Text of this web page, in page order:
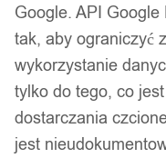
Google. API Google
tak, aby ograniczyć
wykorzystanie
tylko do tego, co
dostarczania
jest